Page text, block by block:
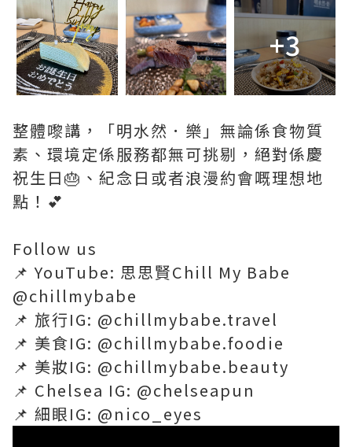
+3
整體嚟講，「明水然．樂」無論係食物質
素、環境定係服務都無可挑剔，絕對係慶
祝生日🎂、紀念日或者浪漫約會嘅理想地
點！💕
Follow us
📌 YouTube: 思思賢Chill My Babe
@chillmybabe
📌 旅行IG: @chillmybabe.travel
📌 美食IG: @chillmybabe.foodie
📌 美妝IG: @chillmybabe.beauty
📌 Chelsea IG: @chelseapun
📌 細眼IG: @nico_eyes